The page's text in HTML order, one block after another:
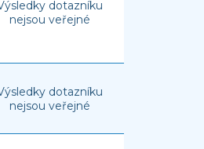
dotazníku
nejsou veřejné
dotazníku
nejsou veřejné